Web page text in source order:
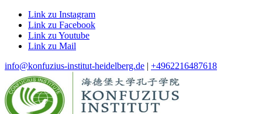
Link zu Instagram
Link zu Facebook
Link zu Youtube
Link zu Mail
info@konfuzius-institut-heidelberg.de | +4962216487618